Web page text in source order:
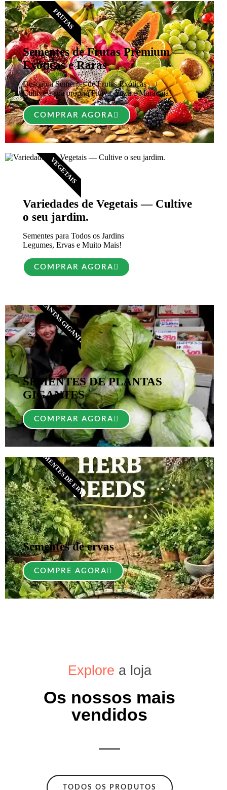
Sementes de Frutas Premium —
Exóticas e Raras
Descubra Sementes de Frutas Exóticas
Cultive a sua própria Pitaya, Yuzu e Maracujá!
COMPRAR AGORA
FRUTAS
Variedades de Vegetais — Cultive
o seu jardim.
Sementes para Todos os Jardins
Legumes, Ervas e Muito Mais!
COMPRAR AGORA
VEGETAIS
SEMENTES DE PLANTAS
GIGANTES
COMPRAR AGORA
PLANTAS GIGANTES
Sementes de ervas
COMPRE AGORA
SEMENTES DE ERVAS​
Explore a loja
Os nossos mais
vendidos
TODOS OS PRODUTOS